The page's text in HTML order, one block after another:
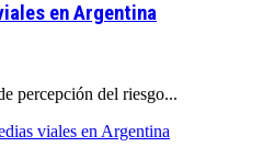
en Argentina
percepción del riesgo...
viales en Argentina